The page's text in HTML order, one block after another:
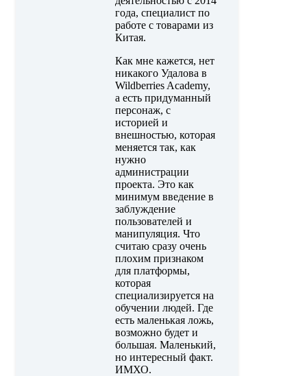
года, специалист по
работе с товарами из
Китая.
Как мне кажется, нет
никакого Удалова в
Wildberries Academy,
а есть придуманный
персонаж, с
историей и
внешностью, которая
меняется так, как
нужно
администрации
проекта. Это как
минимум введение в
заблуждение
пользователей и
манипуляция. Что
считаю сразу очень
плохим признаком
для платформы,
которая
специализируется на
обучении людей. Где
есть маленькая ложь,
возможно будет и
большая. Маленький,
но интересный факт.
ИМХО.